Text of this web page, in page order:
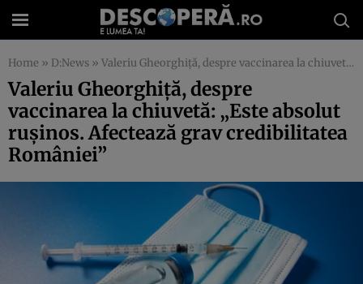
Home » D:News » Valeriu Gheorghiță, despre vaccinarea la chiuvetă: „Este absolut rușinos. Afectează grav credibilitatea României”
Valeriu Gheorghiță, despre
vaccinarea la chiuvetă: „Este absolut
rușinos. Afectează grav credibilitatea
României”